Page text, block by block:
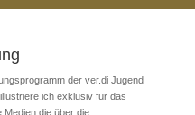
der ver.di Jugend
ich exklusiv für das
die über die